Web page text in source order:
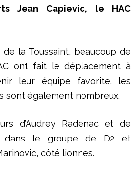
Jean Capievic, le HAC
la Toussaint, beaucoup de
ont fait le déplacement à
leur équipe favorite, les
sont également nombreux.
d’Audrey Radenac et de
dans le groupe de D2 et
côté lionnes.